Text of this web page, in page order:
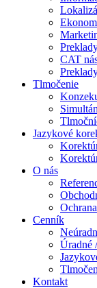
CAT
Tlmočenie
Jazykové
O nás
Cenník
Úradné
Kontakt